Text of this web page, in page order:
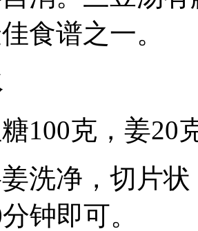
食谱之一。
100克，姜20
洗净，切片
钟即可。